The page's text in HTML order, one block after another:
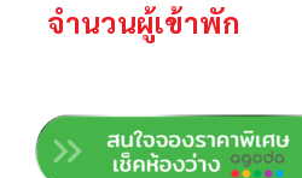
จำนวนผู้เข้าพัก